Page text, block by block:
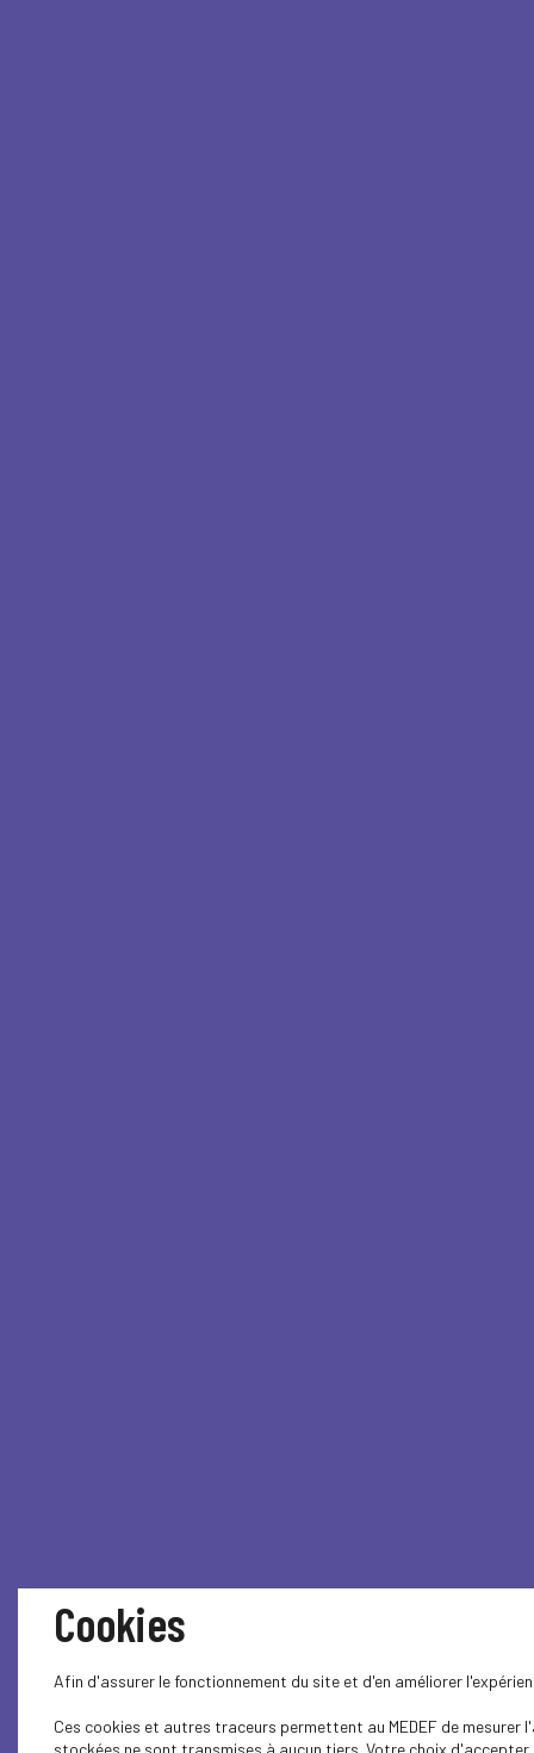
Cookies
Afin d'assurer le fonctionnement du site et d'en améliorer
Ces cookies et autres traceurs permettent au MEDEF de
stockées ne sont transmises à aucun tiers. Votre choix